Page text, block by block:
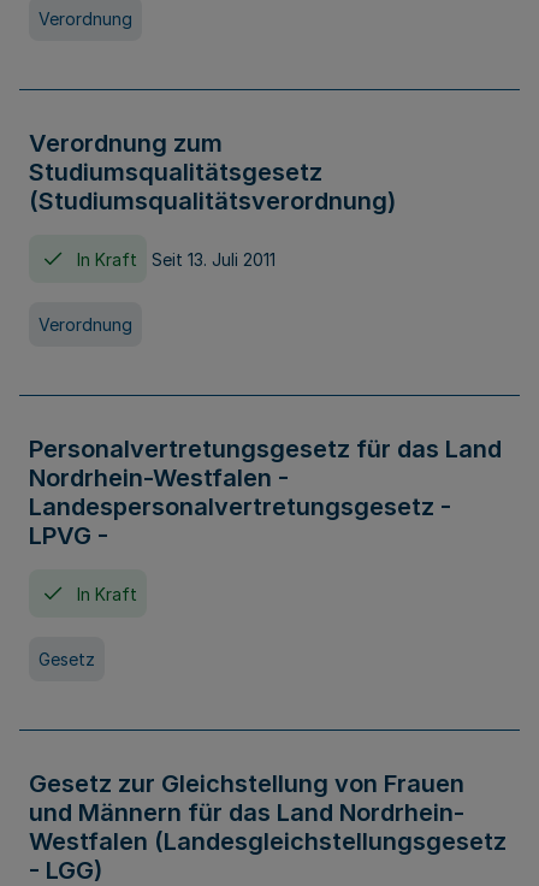
Verordnung
Verordnung zum
Studiumsqualitätsgesetz
(Studiumsqualitätsverordnung)
In Kraft Seit 13. Juli 2011
Verordnung
Personalvertretungsgesetz für das Land
Nordrhein-Westfalen -
Landespersonalvertretungsgesetz -
LPVG -
In Kraft
Gesetz
Gesetz zur Gleichstellung von Frauen
und Männern für das Land Nordrhein-
Westfalen (Landesgleichstellungsgesetz
- LGG)